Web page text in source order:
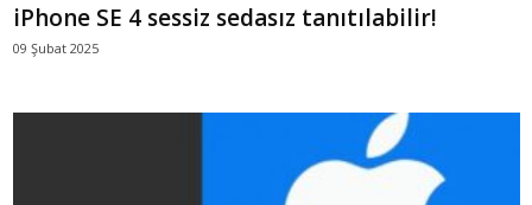
iPhone SE 4 sessiz sedasız tanıtılabilir!
09 Şubat 2025